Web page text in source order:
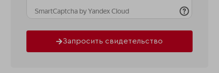
Запросить свидетельство